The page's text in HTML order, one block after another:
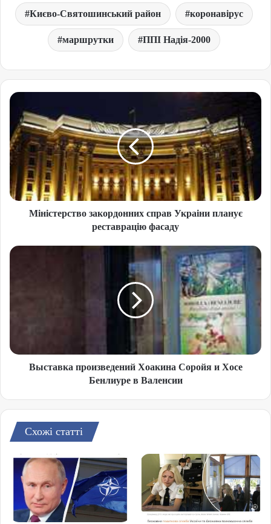
Києво-Святошинський район коронавірус
маршрутки ППІ Надія-2000
Міністерство закордонних справ Украіни планує
реставрацію фасаду
Выставка произведений Хоакина Соройя и Хосе
Бенлиуре в Валенсии
Схожі статті